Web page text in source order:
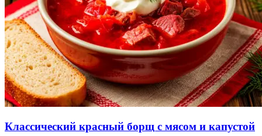
Классический красный борщ с мясом и капустой